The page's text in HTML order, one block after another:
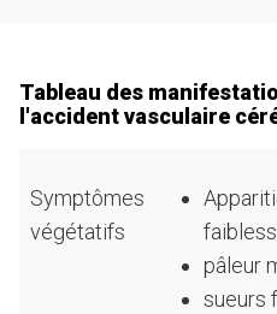
Tableau des
l'accident vasculaire
Symptômes
végétatifs
pâleur
sueurs